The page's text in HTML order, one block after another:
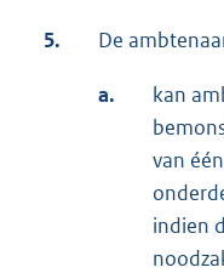
5. De
a.
kan
van
indien